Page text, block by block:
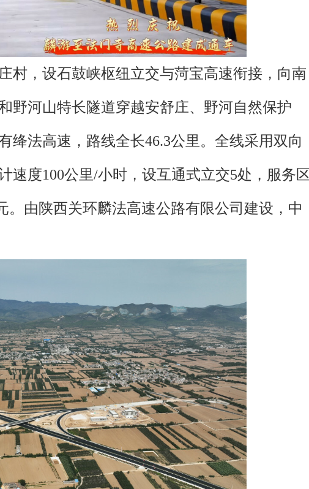
村，设石鼓峡枢纽立交与菏宝高速衔接，向南
野河山特长隧道穿越安舒庄、野河自然保护
绛法高速，路线全长46.3公里。全线采用双向
速度100公里/小时，设互通式立交5处，服务区
。由陕西关环麟法高速公路有限公司建设，中